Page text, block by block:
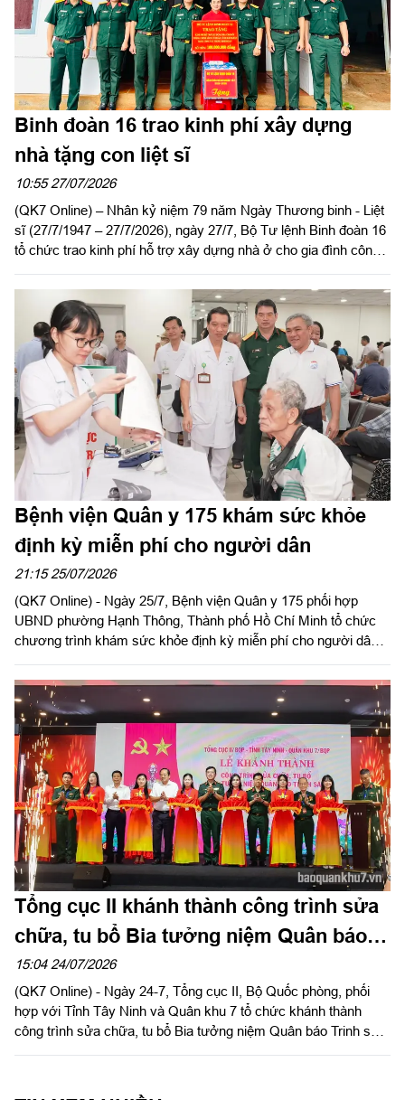
Binh đoàn 16 trao kinh phí xây dựng
nhà tặng con liệt sĩ
10:55 27/07/2026
(QK7 Online) – Nhân kỷ niệm 79 năm Ngày Thương binh - Liệt
sĩ (27/7/1947 – 27/7/2026), ngày 27/7, Bộ Tư lệnh Binh đoàn 16
tổ chức trao kinh phí hỗ trợ xây dựng nhà ở cho gia đình công
sĩ có hoàn cảnh khó khăn về nhà ở. Dự buổi lễ có Đại tá Lại
Văn Tuấn, Chủ nhiệm Chính trị Binh đoàn 16; đại diện các cơ
quan, đơn vị của Binh đoàn và lãnh đạo, chỉ huy Đoàn Kinh tế -
Quốc phòng 726.
Bệnh viện Quân y 175 khám sức khỏe
định kỳ miễn phí cho người dân
21:15 25/07/2026
(QK7 Online) - Ngày 25/7, Bệnh viện Quân y 175 phối hợp
UBND phường Hạnh Thông, Thành phố Hồ Chí Minh tổ chức
chương trình khám sức khỏe định kỳ miễn phí cho người dân,
Tổng cục II khánh thành công trình sửa
chữa, tu bổ Bia tưởng niệm Quân báo
Trinh sát tại Tây Ninh
15:04 24/07/2026
(QK7 Online) - Ngày 24-7, Tổng cục II, Bộ Quốc phòng, phối
hợp với Tỉnh Tây Ninh và Quân khu 7 tổ chức khánh thành
công trình sửa chữa, tu bổ Bia tưởng niệm Quân báo Trinh sát